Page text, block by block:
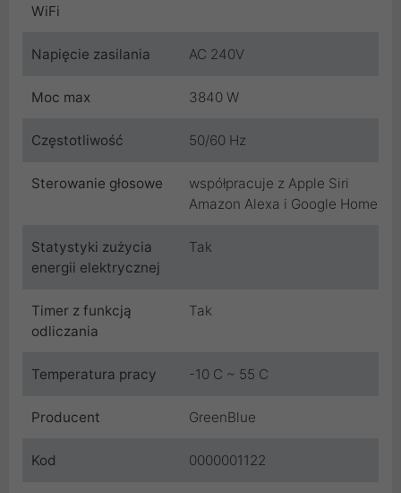
WiFi
Napięcie zasilania AC 240V
Moc max 3840 W
Częstotliwość 50/60 Hz
Sterowanie głosowe
współpracuje z Apple Siri
Amazon Alexa i Google Home
Statystyki zużycia
energii elektrycznej
Tak
Timer z funkcją
odliczania
Tak
Temperatura pracy -10 C ~ 55 C
Producent GreenBlue
Kod 0000001122